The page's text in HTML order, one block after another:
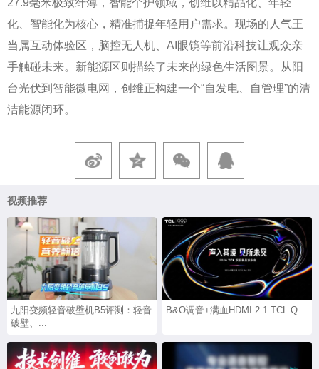
化、智能化为核心，精准捕捉年轻用户需求。现场的人气王
当属互动体验区，脑控无人机、AI眼镜等前沿科技让观众亲
手触碰未来。新能源区则描绘了未来的绿色生活图景。从阳
台光伏到智能微电网，创维正构建一个“自发电、自管理”的清
洁能源闭环。
视频推荐
九阳变频轻音破壁机B5评测：轻音
破壁、...
B&O调音+满血HDMI 2.1 TCL Q...